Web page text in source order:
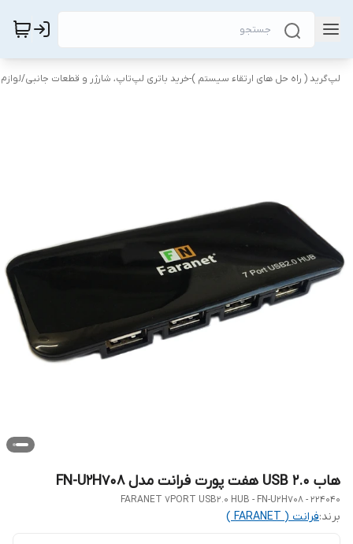
لپ‌گرید ( راه‌ حل های ارتقاء سیستم )-خرید باتری لپ‌تاپ، شارژر و قطعات جانبی/
هاب USB 2.0 هفت پورت فرانت مدل FN-U2H708
FARANET 7PORT USB2.0 HUB - FN-U2H708 - 224040
برند:فرانت ( FARANET )